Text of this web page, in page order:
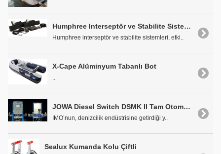
Humphree Interseptör ve Stabilite Sistemleri
Humphree interseptör ve stabilite sistemleri, etki..
X-Cape Alüminyum Tabanlı Bot
JOWA Diesel Switch DSMK II Tam Otomasyonlu Yakıt Management Sistemi
IMO’nun, denizcilik endüstrisine getirdiği y..
Sealux Kumanda Kolu Çiftli